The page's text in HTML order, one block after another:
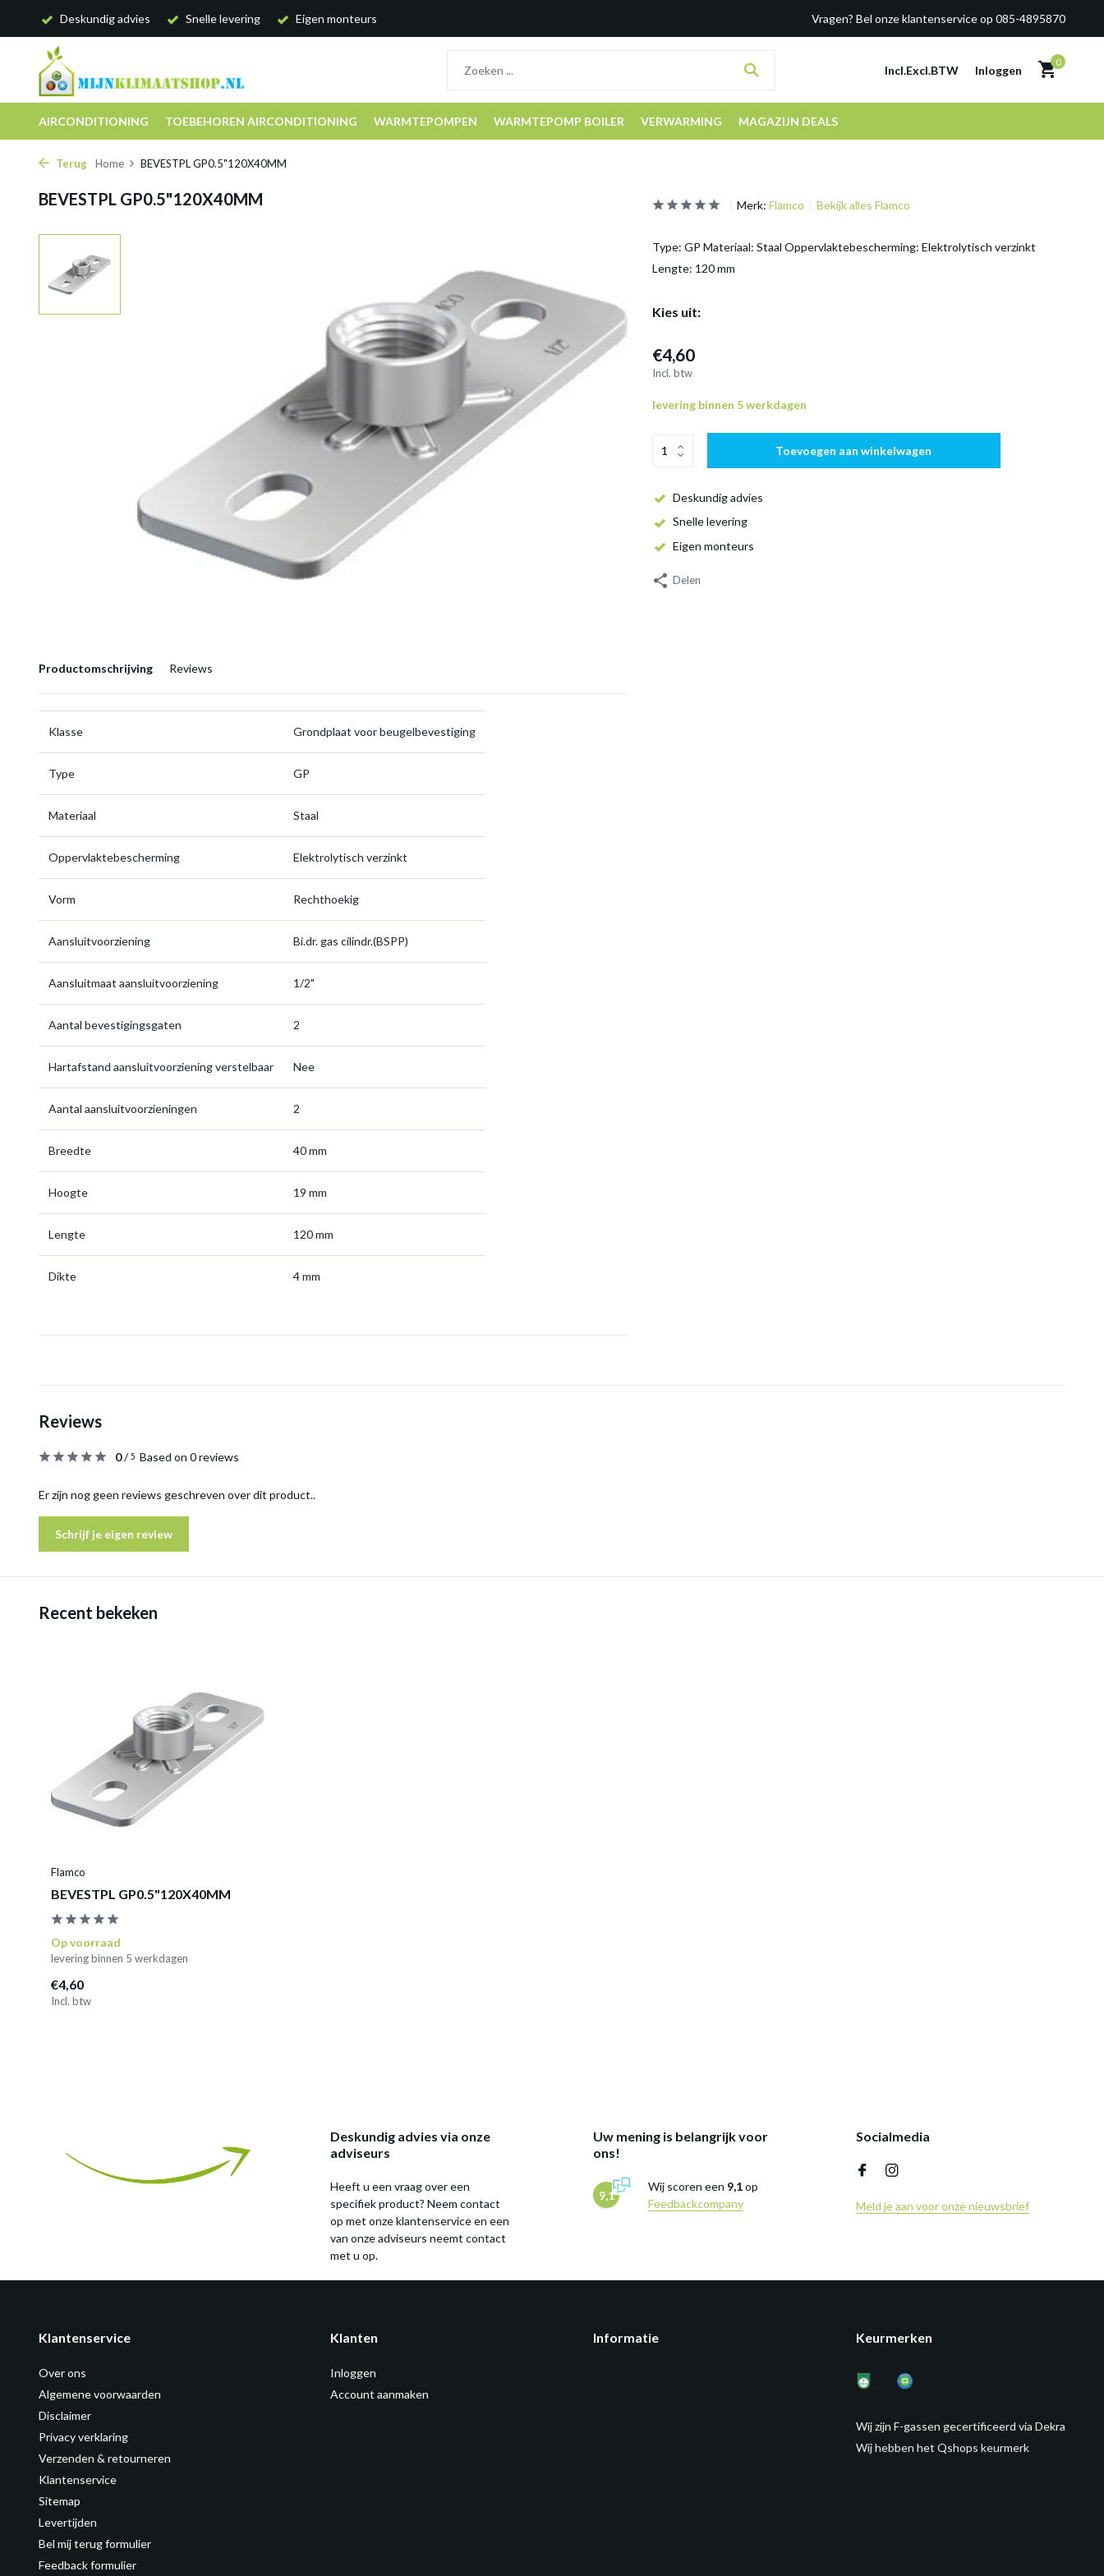
Deskundig advies Snelle levering Eigen monteurs Vragen? Bel onze klantenservice op 085-4895870
Incl.Excl.BTW Inloggen
0
AIRCONDITIONING TOEBEHOREN AIRCONDITIONING WARMTEPOMPEN WARMTEPOMP BOILER VERWARMING MAGAZIJN DEALS
Terug Home BEVESTPL GP0.5"120X40MM
BEVESTPL GP0.5"120X40MM
Productomschrijving Reviews
Klasse Grondplaat voor beugelbevestiging
Type GP
Materiaal Staal
Oppervlaktebescherming Elektrolytisch verzinkt
Vorm Rechthoekig
Aansluitvoorziening Bi.dr. gas cilindr.(BSPP)
Aansluitmaat aansluitvoorziening 1/2"
Aantal bevestigingsgaten 2
Hartafstand aansluitvoorziening verstelbaar Nee
Aantal aansluitvoorzieningen 2
Breedte 40 mm
Hoogte 19 mm
Lengte 120 mm
Dikte 4 mm
Merk: Flamco Bekijk alles Flamco
Type: GP Materiaal: Staal Oppervlaktebescherming: Elektrolytisch verzinkt
Lengte: 120 mm
Kies uit:
€4,60
Incl. btw
levering binnen 5 werkdagen
Toevoegen aan winkelwagen
Deskundig advies
Snelle levering
Eigen monteurs
Delen
Reviews
0/5 Based on 0 reviews
Er zijn nog geen reviews geschreven over dit product..
Schrijf je eigen review
Recent bekeken
Flamco
BEVESTPL GP0.5"120X40MM
Op voorraad
levering binnen 5 werkdagen
€4,60
Incl. btw
Deskundig advies via onze
adviseurs
Heeft u een vraag over een
specifiek product? Neem contact
op met onze klantenservice en een
van onze adviseurs neemt contact
met u op.
Uw mening is belangrijk voor
ons!
9,1
Wij scoren een 9,1op
Feedbackcompany
Socialmedia
Meld je aan voor onze nieuwsbrief
Klantenservice
Over ons
Algemene voorwaarden
Disclaimer
Privacy verklaring
Verzenden & retourneren
Klantenservice
Sitemap
Levertijden
Bel mij terug formulier
Feedback formulier
Klanten
Inloggen
Account aanmaken
Informatie Keurmerken
Wij zijn F-gassen gecertificeerd via Dekra
Wij hebben het Qshops keurmerk